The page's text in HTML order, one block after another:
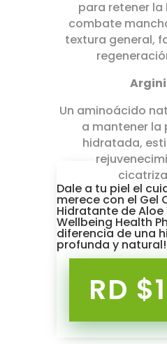
para retener
combate
textura general,
Un aminoácido
a mantener la
hidratada,
Dale a tu piel el
merece con el Gel
Hidratante de Aloe
Wellbeing Health
diferencia de una
profunda y natural!
RD